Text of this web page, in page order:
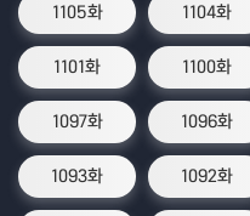
1105화 1104화
1101화 1100화
1097화 1096화
1093화 1092화